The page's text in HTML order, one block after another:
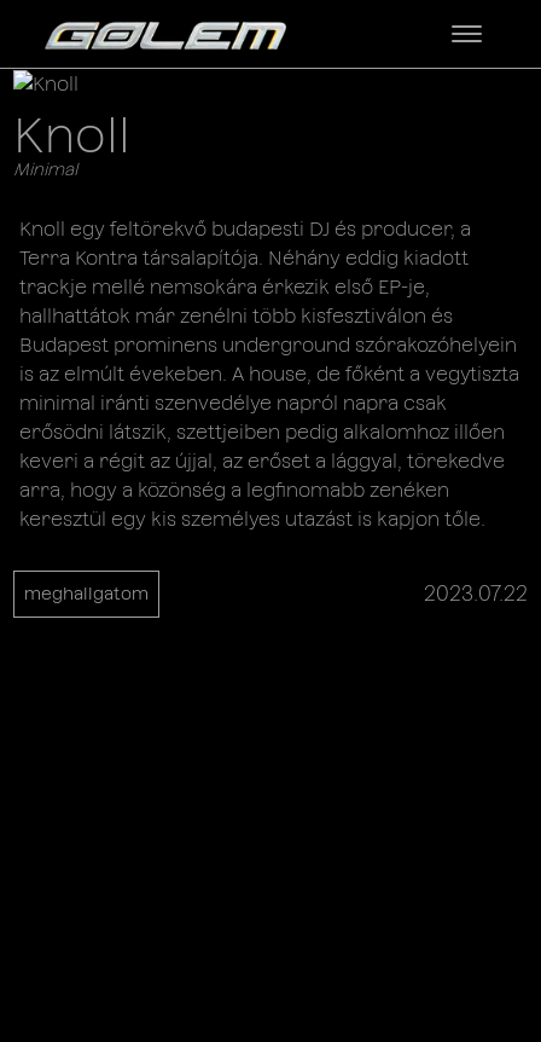
Knoll
Minimal
Knoll egy feltörekvő budapesti DJ és producer, a
Terra Kontra társalapítója. Néhány eddig kiadott
trackje mellé nemsokára érkezik első EP-je,
hallhattátok már zenélni több kisfesztiválon és
Budapest prominens underground szórakozóhelyein
is az elmúlt évekeben. A house, de főként a vegytiszta
minimal iránti szenvedélye napról napra csak
erősödni látszik, szettjeiben pedig alkalomhoz illően
keveri a régit az újjal, az erőset a lággyal, törekedve
arra, hogy a közönség a legfinomabb zenéken
keresztül egy kis személyes utazást is kapjon tőle.
meghallgatom 2023.07.22